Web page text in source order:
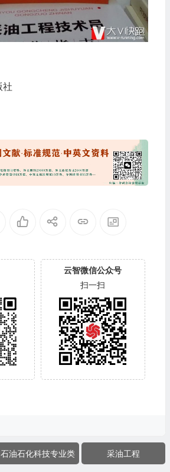
社
云智微信公众号
扫一扫
石油石化科技专业类 采油工程